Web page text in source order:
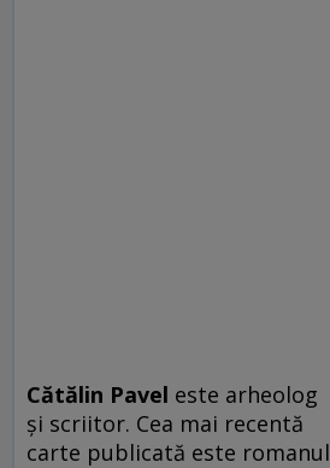
Cătălin Pavel este arheolog
și scriitor. Cea mai recentă
carte publicată este romanul